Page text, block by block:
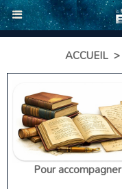
ACCUEIL >
Pour